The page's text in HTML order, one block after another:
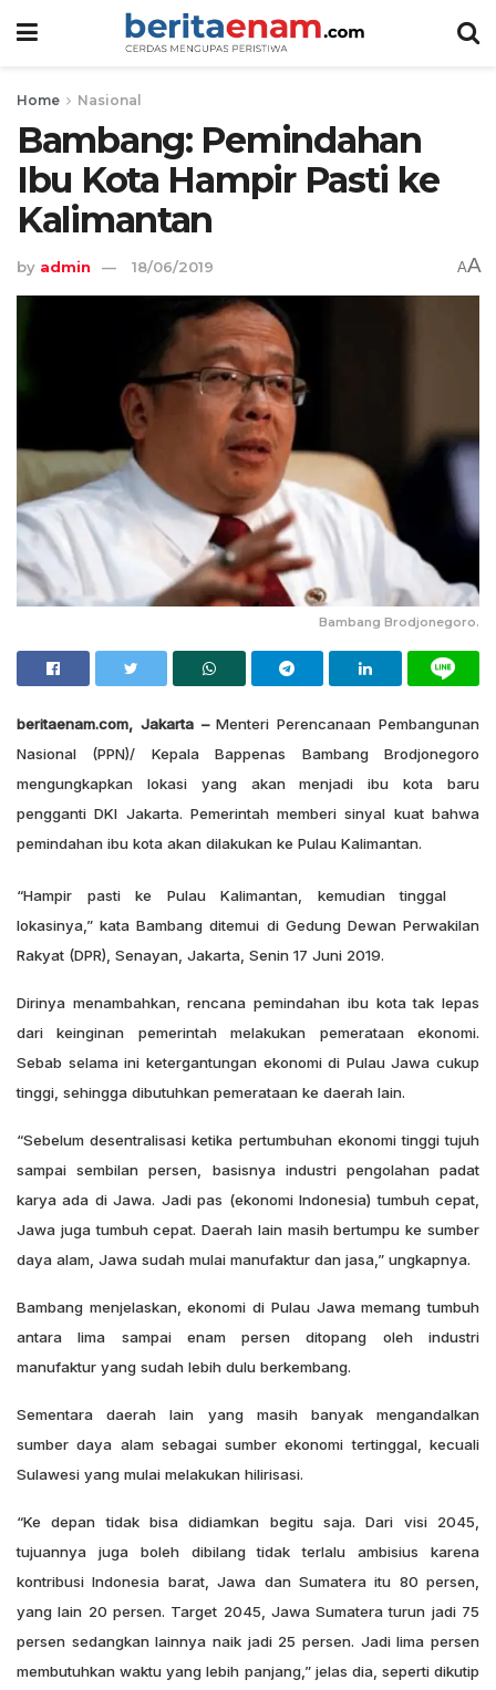
Home Nasional
Bambang: Pemindahan
Ibu Kota Hampir Pasti ke
Kalimantan
by admin 18/06/2019 AA
Bambang Brodjonegoro.
beritaenam.com, Jakarta –Menteri Perencanaan Pembangunan
Nasional (PPN)/ Kepala Bappenas Bambang Brodjonegoro
mengungkapkan lokasi yang akan menjadi ibu kota baru
pengganti DKI Jakarta. Pemerintah memberi sinyal kuat bahwa
pemindahan ibu kota akan dilakukan ke Pulau Kalimantan.
“Hampir pasti ke Pulau Kalimantan, kemudian tinggal
lokasinya,” kata Bambang ditemui di Gedung Dewan Perwakilan
Rakyat (DPR), Senayan, Jakarta, Senin 17 Juni 2019.
Dirinya menambahkan, rencana pemindahan ibu kota tak lepas
dari keinginan pemerintah melakukan pemerataan ekonomi.
Sebab selama ini ketergantungan ekonomi di Pulau Jawa cukup
tinggi, sehingga dibutuhkan pemerataan ke daerah lain.
“Sebelum desentralisasi ketika pertumbuhan ekonomi tinggi tujuh
sampai sembilan persen, basisnya industri pengolahan padat
karya ada di Jawa. Jadi pas (ekonomi Indonesia) tumbuh cepat,
Jawa juga tumbuh cepat. Daerah lain masih bertumpu ke sumber
daya alam, Jawa sudah mulai manufaktur dan jasa,” ungkapnya.
Bambang menjelaskan, ekonomi di Pulau Jawa memang tumbuh
antara lima sampai enam persen ditopang oleh industri
manufaktur yang sudah lebih dulu berkembang.
Sementara daerah lain yang masih banyak mengandalkan
sumber daya alam sebagai sumber ekonomi tertinggal, kecuali
Sulawesi yang mulai melakukan hilirisasi.
“Ke depan tidak bisa didiamkan begitu saja. Dari visi 2045,
tujuannya juga boleh dibilang tidak terlalu ambisius karena
kontribusi Indonesia barat, Jawa dan Sumatera itu 80 persen,
yang lain 20 persen. Target 2045, Jawa Sumatera turun jadi 75
persen sedangkan lainnya naik jadi 25 persen. Jadi lima persen
membutuhkan waktu yang lebih panjang,” jelas dia, seperti dikutip